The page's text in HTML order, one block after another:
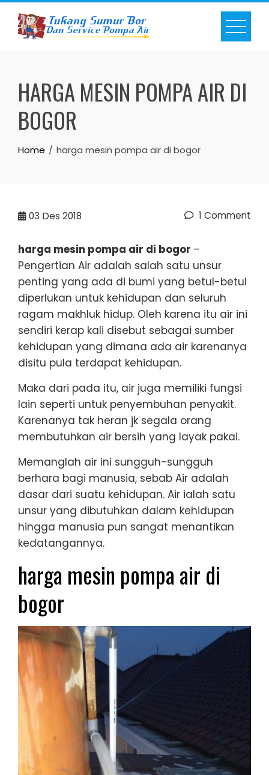
Skip
content
HARGA MESIN POMPA AIR DI
BOGOR
Home harga mesin pompa air di bogor
03 Des 2018 1 Comment
harga mesin pompa air di bogor –
Pengertian Air adalah salah satu unsur
penting yang ada di bumi yang betul-betul
diperlukan untuk kehidupan dan seluruh
ragam makhluk hidup. Oleh karena itu air ini
sendiri kerap kali disebut sebagai sumber
kehidupan yang dimana ada air karenanya
disitu pula terdapat kehidupan.
Maka dari pada itu, air juga memiliki fungsi
lain seperti untuk penyembuhan penyakit.
Karenanya tak heran jk segala orang
membutuhkan air bersih yang layak pakai.
Memanglah air ini sungguh-sungguh
berhara bagi manusia, sebab Air adalah
dasar dari suatu kehidupan. Air ialah satu
unsur yang dibutuhkan dalam kehidupan
hingga manusia pun sangat menantikan
kedatangannya.
harga mesin pompa air di
bogor